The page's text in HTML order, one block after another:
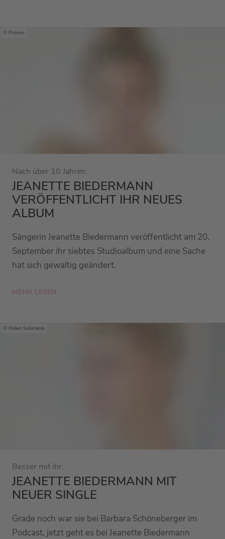
Promo
Nach über 10 Jahren:
JEANETTE BIEDERMANN
VERÖFFENTLICHT IHR NEUES
ALBUM
Sängerin Jeanette Biedermann veröffentlicht am 20.
September ihr siebtes Studioalbum und eine Sache
hat sich gewaltig geändert.
MEHR LESEN
Helen Sobiralski
Besser mit ihr:
JEANETTE BIEDERMANN MIT
NEUER SINGLE
Grade noch war sie bei Barbara Schöneberger im
Podcast, jetzt geht es bei Jeanette Biedermann